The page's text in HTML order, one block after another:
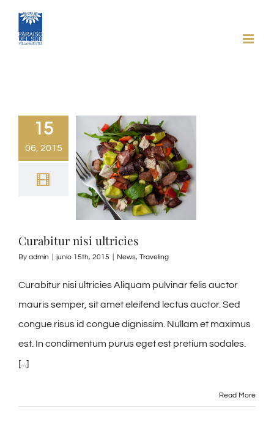
15
06, 2015
Curabitur nisi ultricies
By admin junio 15th, 2015 News, Traveling
Curabitur nisi ultricies Aliquam pulvinar felis auctor
mauris semper, sit amet eleifend lectus auctor. Sed
congue risus id congue dignissim. Nullam et maximus
est. In condimentum purus eget est pretium sodales.
[...]
Read More